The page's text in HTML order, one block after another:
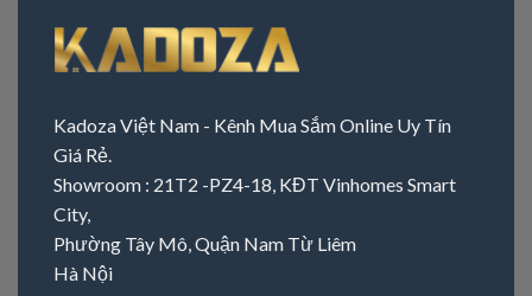
Kadoza Việt Nam - Kênh Mua Sắm Online Uy Tín
Giá Rẻ.
Showroom : 21T2 -PZ4-18, KĐT Vinhomes Smart
City,
Phường Tây Mô, Quận Nam Từ Liêm
Hà Nội